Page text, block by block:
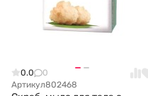
0.0
0
Артикул802468